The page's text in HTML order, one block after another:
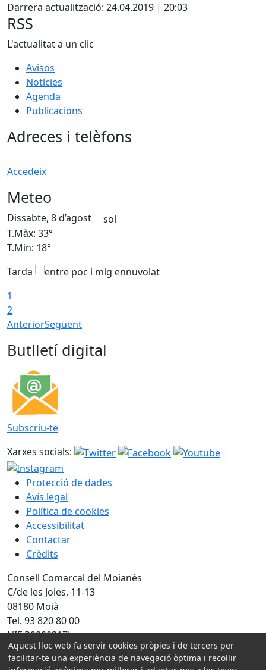
Darrera actualització: 24.04.2019 | 20:03
RSS
L'actualitat a un clic
Avisos
Notícies
Agenda
Publicacions
Adreces i telèfons
Accedeix
Meteo
Dissabte, 8 d’agost
T.Màx: 33°
T.Min: 18°
Tarda
1
2
AnteriorSegüent
Butlletí digital
Subscriu-te
Xarxes socials:
Protecció de dades
Avís legal
Política de cookies
Accessibilitat
Contactar
Crèdits
Consell Comarcal del Moianès
C/de les Joies, 11-13
08180 Moià
Tel. 93 820 80 00
NIF P0800317J
Amb la col·laboració de:
Aquest lloc web fa servir cookies pròpies i de tercers per
facilitar-te una experiència de navegació òptima i recollir